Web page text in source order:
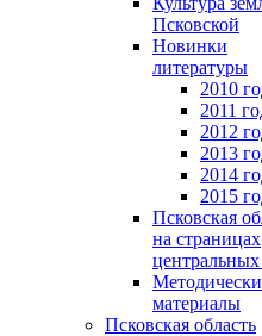
Псковской
Новинки
литературы
2010
2011
2012
2013
2014
2015
Псковская
на страницах
центральных
материалы
Псковская область